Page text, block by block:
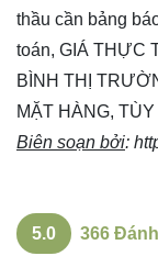
thầu cần bảng
toán, GIÁ THỰC
BÌNH THỊ
MẶT HÀNG,
Biên soạn bởi:
5.0 366